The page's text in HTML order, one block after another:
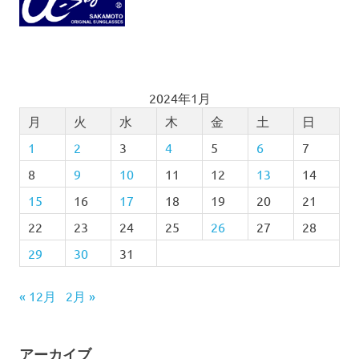
2024年1月
月
火 水 木 金 土
日
1
2 3 4 5 6
7
8
9 10 11 12 13
14
15
16 17 18 19 20
21
22
23 24 25 26 27
28
29
30 31
« 12月 2月 »
アーカイブ